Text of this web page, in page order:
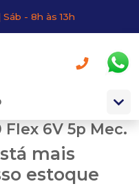
- 8h às 13h
6V 5p Mec.
mais
estoque